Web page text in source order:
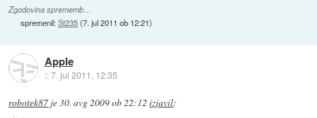
Zgodovina sprememb…
spremenil:St235(7. jul 2011 ob 12:21)
Apple
::7. jul 2011, 12:35
robotek87 je30. avg 2009 ob 22:12 izjavil: